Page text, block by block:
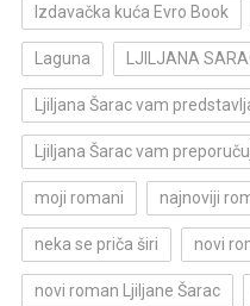
Izdavačka kuća Evro Book
Laguna LJILJANA
Ljiljana Šarac vam
Ljiljana Šarac vam
moji romani najnoviji
neka se priča širi novi
novi roman Ljiljane Šarac